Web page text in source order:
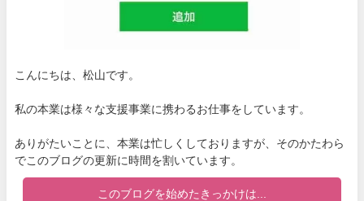
こんにちは、松山です。
私の本業は様々な支援事業に携わるお仕事をしています。
ありがたいことに、本業は忙しくしておりますが、そのかたわら
でこのブログの更新に時間を割いています。
このブログを始めたきっかけは...